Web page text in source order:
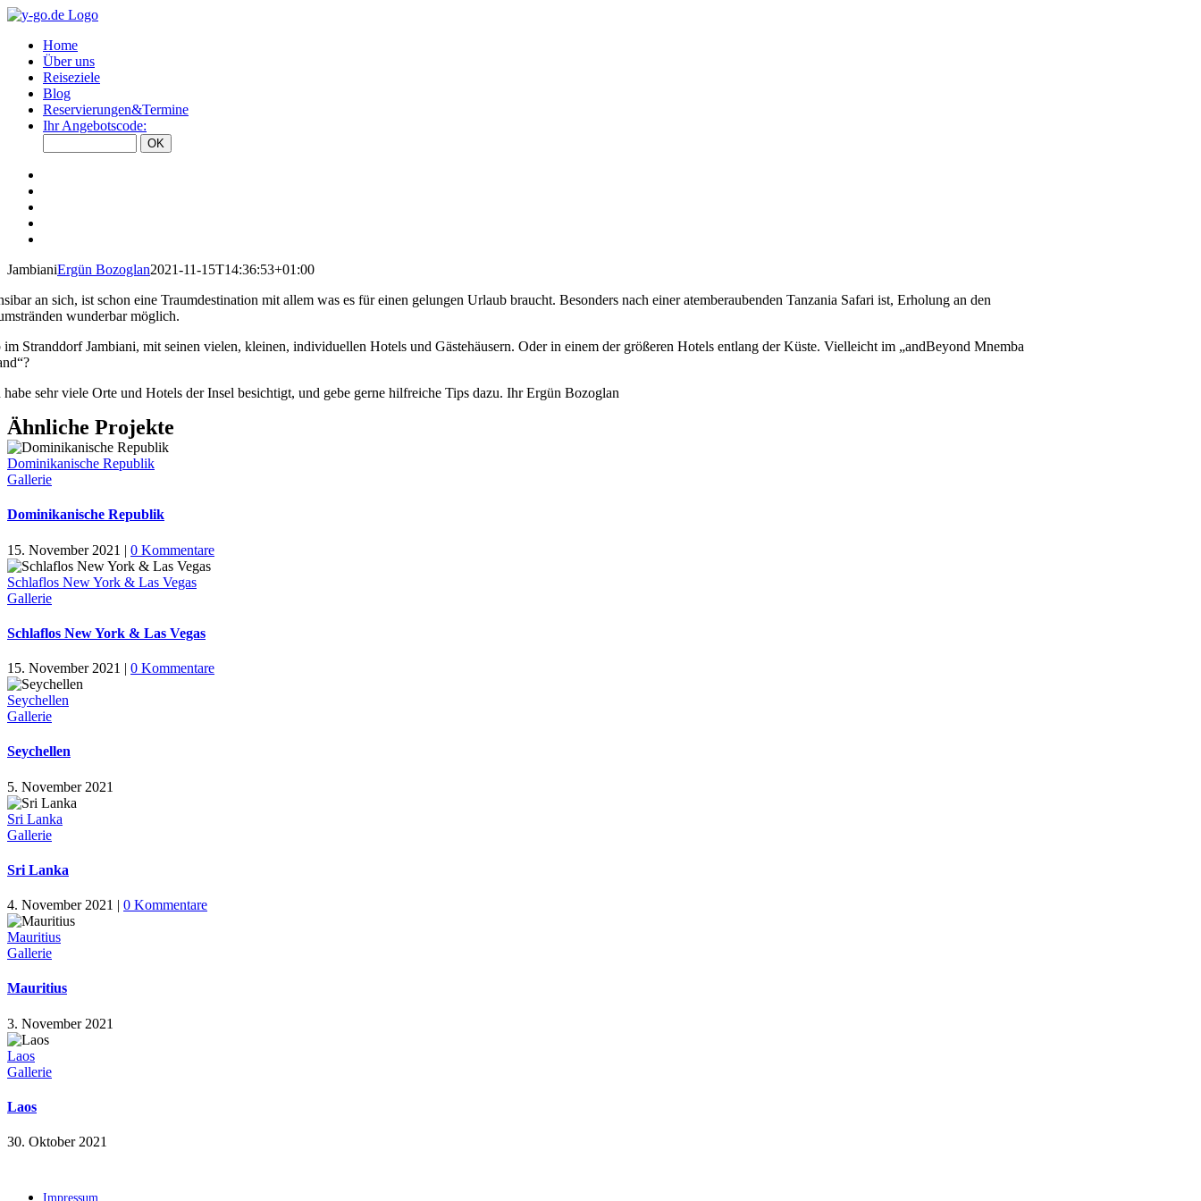
Zum
springenHome
Über uns
Reiseziele
Blog
Reservierungen&Termine
Ihr Angebotscode:
Image
JambianiErgün Bozoglan2021-11-15T14:36:53+01:00
an sich, ist schon eine Traumdestination mit allem was es für einen gelungen Urlaub braucht. Besonders nach einer atemberaubenden Tanzania Safari ist, Erholung an den
wunderbar möglich.
im Stranddorf Jambiani, mit seinen vielen, kleinen, individuellen Hotels und Gästehäusern. Oder in einem der größeren Hotels entlang der Küste. Vielleicht im „andBeyond Mnemba
habe sehr viele Orte und Hotels der Insel besichtigt, und gebe gerne hilfreiche Tips dazu. Ihr Ergün Bozoglan
Ähnliche Projekte
Dominikanische Republik
Gallerie
Dominikanische Republik
15. November 2021 | 0 Kommentare
Schlaflos New York & Las Vegas
Gallerie
Schlaflos New York & Las Vegas
15. November 2021 | 0 Kommentare
Seychellen
Gallerie
Seychellen
5. November 2021
Sri Lanka
Gallerie
Sri Lanka
4. November 2021 | 0 Kommentare
Mauritius
Gallerie
Mauritius
3. November 2021
Laos
Gallerie
Laos
30. Oktober 2021
Impressum